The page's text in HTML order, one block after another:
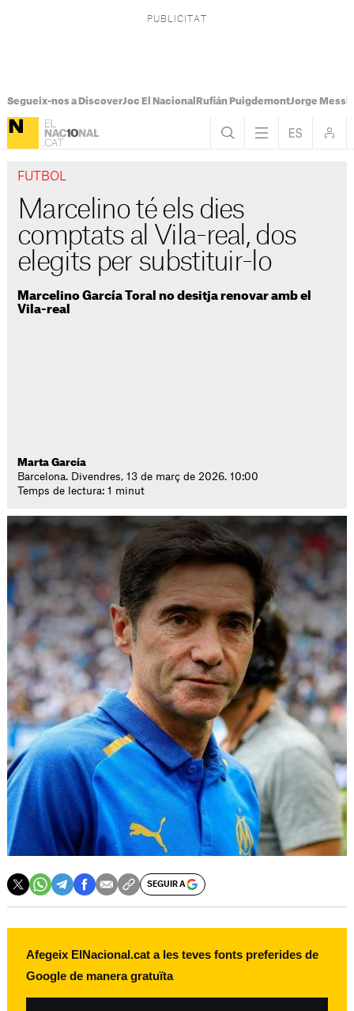
Segueix-nos a DiscoverJoc El Nacional Rufián PuigdemontJorge Messi
FUTBOL
Marcelino té els dies
comptats al Vila-real, dos
elegits per substituir-lo
Marcelino García Toral no desitja renovar amb el
Vila-real
Marta García
Barcelona. Divendres, 13 de març de 2026. 10:00
Temps de lectura: 1 minut
SEGUIR A
Afegeix ElNacional.cat a les teves fonts preferides de
Google de manera gratuïta